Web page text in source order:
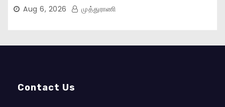
Aug 6, 2026 முத்துராணி
Contact Us